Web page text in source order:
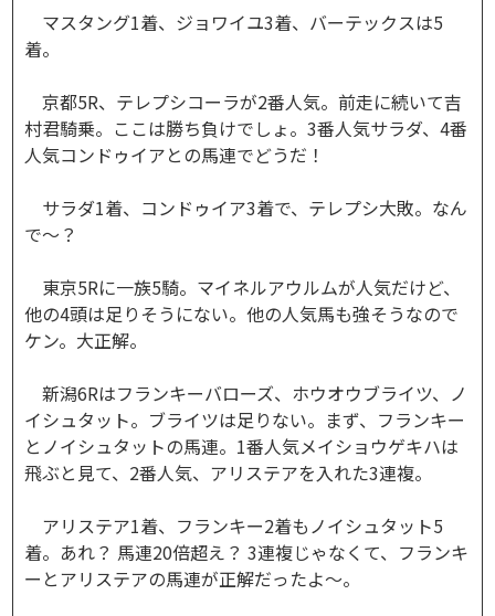
マスタング1着、ジョワイユ3着、バーテックスは5
着。
京都5R、テレプシコーラが2番人気。前走に続いて吉
村君騎乗。ここは勝ち負けでしょ。3番人気サラダ、4番
人気コンドゥイアとの馬連でどうだ！
サラダ1着、コンドゥイア3着で、テレプシ大敗。なん
で～？
東京5Rに一族5騎。マイネルアウルムが人気だけど、
他の4頭は足りそうにない。他の人気馬も強そうなので
ケン。大正解。
新潟6Rはフランキーバローズ、ホウオウブライツ、ノ
イシュタット。ブライツは足りない。まず、フランキー
とノイシュタットの馬連。1番人気メイショウゲキハは
飛ぶと見て、2番人気、アリステアを入れた3連複。
アリステア1着、フランキー2着もノイシュタット5
着。あれ？ 馬連20倍超え？ 3連複じゃなくて、フランキ
ーとアリステアの馬連が正解だったよ～。